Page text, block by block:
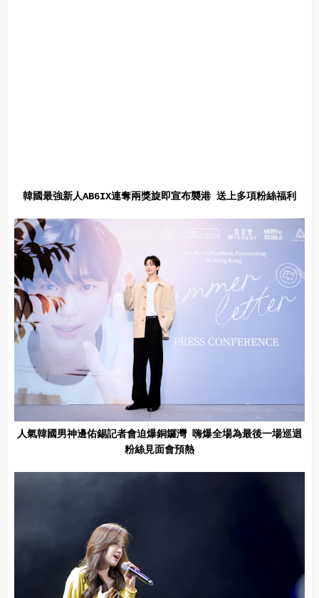
韓國最強新人AB6IX連奪兩獎旋即宣布襲港 送上多項粉絲福利
人氣韓國男神邊佑錫記者會迫爆銅鑼灣 嗨爆全場為最後一場巡迴
粉絲見面會預熱